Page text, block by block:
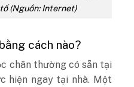
(Nguồn: Internet)
cách nào?
chân thường có sẵn tại
hiện ngay tại nhà. Một